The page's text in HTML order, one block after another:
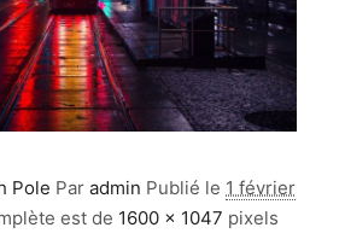
Pole Par admin Publié le 1 février
est de 1600 × 1047 pixels